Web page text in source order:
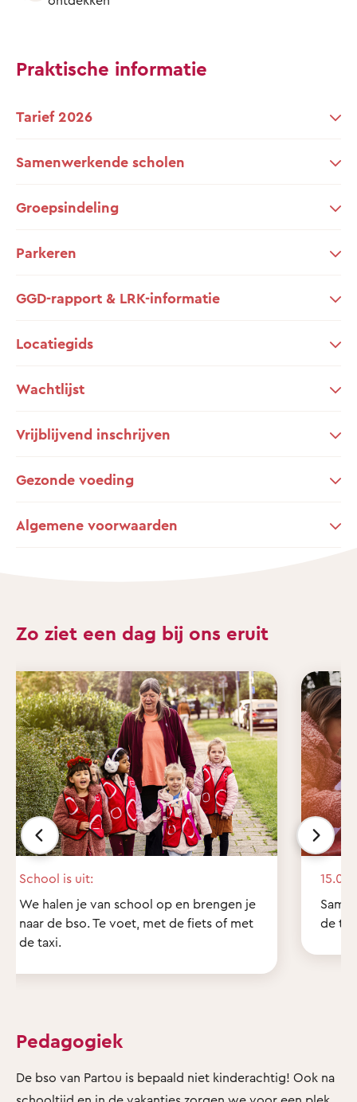
Praktische informatie
Tarief 2026
Samenwerkende scholen
Groepsindeling
Parkeren
GGD-rapport & LRK-informatie
Locatiegids
Wachtlijst
Vrijblijvend inschrijven
Gezonde voeding
Algemene voorwaarden
Zo ziet een dag bij ons eruit
School is uit:
We halen je van school op en brengen je
naar de bso. Te voet, met de fiets of met
de taxi.
15.00
de
Pedagogiek
De bso van Partou is bepaald niet kinderachtig! Ook na